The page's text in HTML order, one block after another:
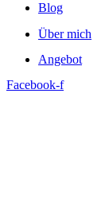
Blog
Über mich
Angebot
Facebook-f